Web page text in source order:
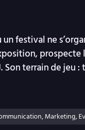
Marketing,
festival ne
prospecte
terrain de jeu :